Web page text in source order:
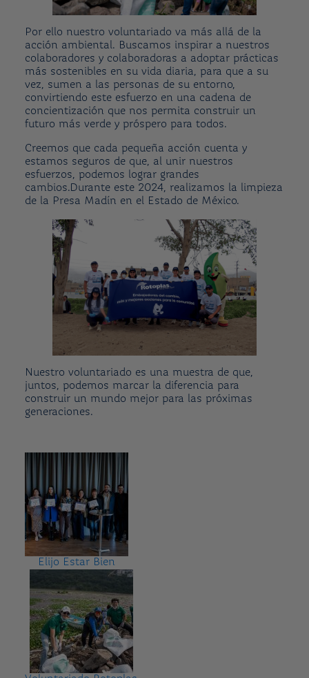
Por ello nuestro voluntariado va más allá de la
acción ambiental. Buscamos inspirar a nuestros
colaboradores y colaboradoras a adoptar prácticas
más sostenibles en su vida diaria, para que a su
vez, sumen a las personas de su entorno,
convirtiendo este esfuerzo en una cadena de
concientización que nos permita construir un
futuro más verde y próspero para todos.
Creemos que cada pequeña acción cuenta y
estamos seguros de que, al unir nuestros
esfuerzos, podemos lograr grandes
cambios.Durante este 2024, realizamos la limpieza
de la Presa Madín en el Estado de México.
Nuestro voluntariado es una muestra de que,
juntos, podemos marcar la diferencia para
construir un mundo mejor para las próximas
generaciones.
Elijo Estar Bien